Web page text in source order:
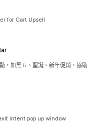
for Cart Upsell
，如黑五、聖誕、新年促銷，協助
intent pop up window